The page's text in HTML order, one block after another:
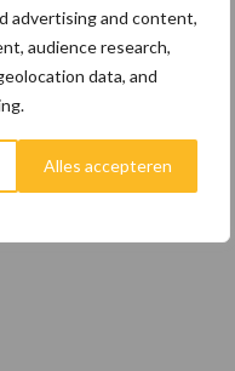
advertising and content,
audience research,
data, and
Alles accepteren